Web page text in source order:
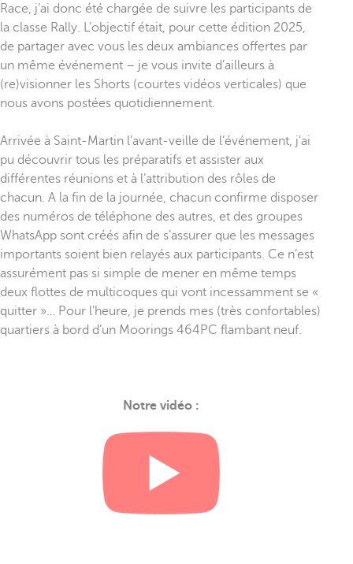
Race, j’ai donc été chargée de suivre les participants de
la classe Rally. L’objectif était, pour cette édition 2025,
de partager avec vous les deux ambiances offertes par
un même événement – je vous invite d’ailleurs à
(re)visionner les Shorts (courtes vidéos verticales) que
nous avons postées quotidiennement.
Arrivée à Saint-Martin l’avant-veille de l’événement, j’ai
pu découvrir tous les préparatifs et assister aux
différentes réunions et à l’attribution des rôles de
chacun. A la fin de la journée, chacun confirme disposer
des numéros de téléphone des autres, et des groupes
WhatsApp sont créés afin de s’assurer que les messages
importants soient bien relayés aux participants. Ce n’est
assurément pas si simple de mener en même temps
deux flottes de multicoques qui vont incessamment se «
quitter »… Pour l’heure, je prends mes (très confortables)
quartiers à bord d’un Moorings 464PC flambant neuf.
Notre vidéo :